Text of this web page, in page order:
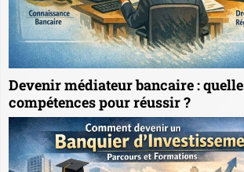
Devenir médiateur bancaire :
compétences pour réussir ?